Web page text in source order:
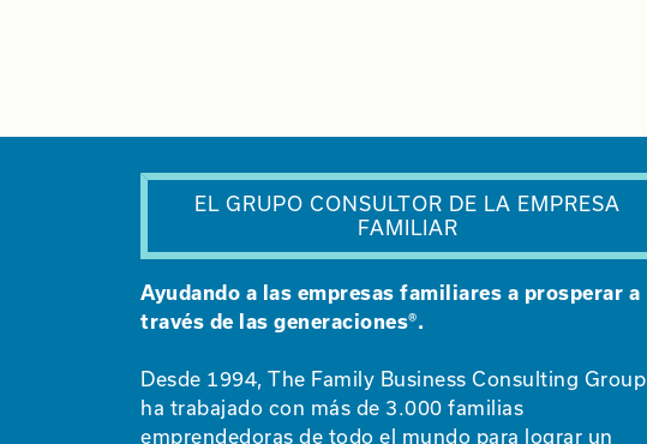
EL GRUPO CONSULTOR DE LA EMPRESA
FAMILIAR
Ayudando a las empresas familiares a prosperar a
través de las generaciones®.
Desde 1994, The Family Business Consulting Group
ha trabajado con más de 3.000 familias
emprendedoras de todo el mundo para lograr un